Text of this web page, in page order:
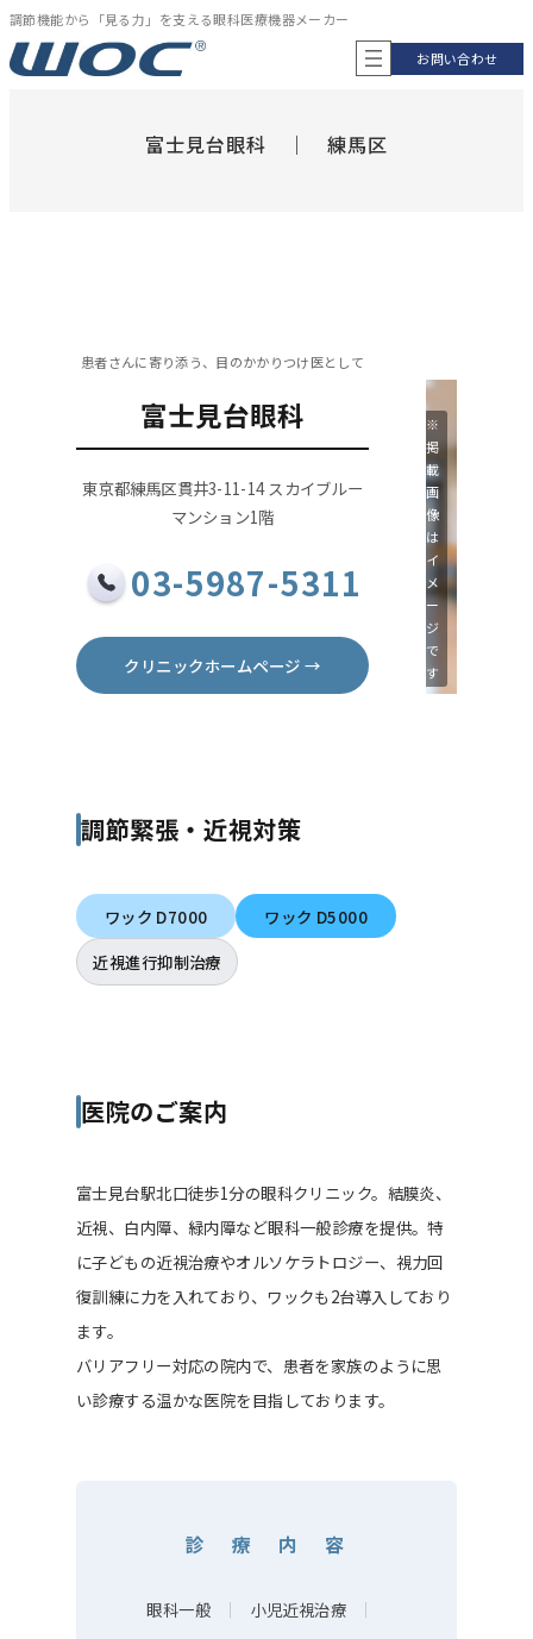
内
容
を
調節機能から「見る力」を支える眼科医療機器メーカー
お問い合わせ
富士見台眼科 ｜ 練馬区
患者さんに寄り添う、目のかかりつけ医として
富士見台眼科
東京都練馬区貫井3-11-14 スカイブルー
マンション1階
03-5987-5311
クリニックホームページ →
※
掲
載
画
像
は
イ
メ
ー
ジ
で
す
調節緊張・近視対策
ワック D7000
ワック D5000
近視進行抑制治療
医院のご案内
富士見台駅北口徒歩1分の眼科クリニック。結膜炎、
近視、白内障、緑内障など眼科一般診療を提供。特
に子どもの近視治療やオルソケラトロジー、視力回
復訓練に力を入れており、ワックも2台導入しており
ます。
バリアフリー対応の院内で、患者を家族のように思
い診療する温かな医院を目指しております。
診 療 内 容
眼科一般 ｜ 小児近視治療
｜